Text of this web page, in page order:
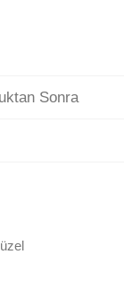
Sonra